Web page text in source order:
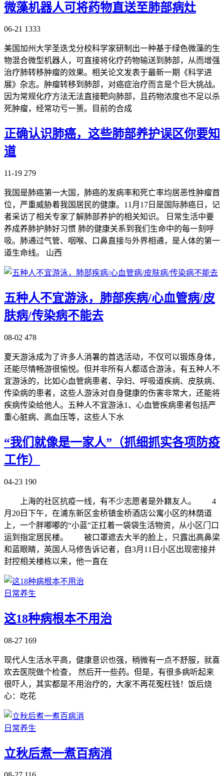
微藻机器人可将药物直送至肺部病灶
06-21 1333
美国加州大学圣迭戈分校科学家研制出一种基于绿色微藻的生
物混合微型机器人，可直接将化疗药物输送到肺部，从而增强
治疗肺转移肿瘤的效果。相关论文发表于最新一期《科学进
展》杂志。肿瘤转移到肺部，对癌症治疗而言是个巨大挑战。
因为常规化疗方法无法直接靶向肺部，且药物浓度也不足以杀
死肿瘤，经常功亏一篑。目前的合成
正确认识肺癌，这些肺部养护误区你要知
道
11-19 279
我国是肺癌第一大国，肺癌的发病率和死亡率均居恶性肿瘤首
位，严重威胁着我国居民的健康。11月17日是国际肺癌日，记
者采访了相关专家了解肺部养护的相关知识。 日常生活中要
养成养肺护肺好习惯 肺的健康关系到我们生命中的每一刻呼
吸。肺通过气管、咽喉、口鼻直接与外界相通，是人体的第一
道生命线。 山西
五种人不宜游泳，肺部疾病/心血管病/皮
肤病/传染病不能去
08-02 478
夏天游泳成为了许多人消暑的首选活动，不仅可以锻炼身体，
还能尽情畅游很愉悦。但并非所有人都适合游泳，有五种人不
宜游泳的，比如心血管病患者、孕妇、呼吸道疾病、皮肤病、
传染病的患者，这些人游泳对自身健康的伤害非常大，还能将
疾病传染给他人。五种人不宜游泳1、心血管疾病患者包括严
重心脏病、高血压等，这些人下水
“我们就像是一家人”（抓细抓实各项防疫
工作）
04-23 190
上海的社区抗疫一线，有不少志愿者是外籍友人。 4
月20日下午，在浦东新区金桥镇金桥酒店公寓小区的林荫道
上，一个胖嘟嘟的“小蓝”正扛着一袋袋生活物资，从小区门口
运到指定居民楼。 被口罩遮去大半的脸上，只露出高鼻梁
和蓝眼睛，英国人马修告诉记者，自3月11日小区出现密接并
封控相关楼栋以来，他一直在
日常养生
这18种病根本不用治
08-27 169
现代人生活水平高，健康意识也强，稍微有一点不舒服，就喜
欢去医院做个检查， 然后开一些药。但是，有很多病听起来
很吓人，其实都是不用治疗的，大家不再花冤枉钱！饭后烧
心：吃花
日常养生
立秋后煮一煮百病消